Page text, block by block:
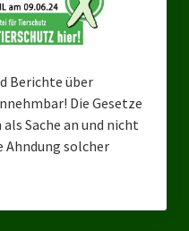
Berichte über
Die Gesetze
Sache an und nicht
Ahndung solcher